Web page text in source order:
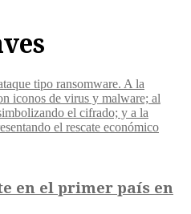
en el primer país en